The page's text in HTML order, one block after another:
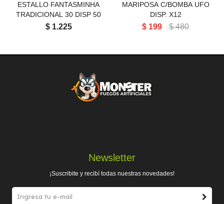
ESTALLO FANTASMINHA
TRADICIONAL 30 DISP 50
$ 1.225
MARIPOSA C/BOMBA UFO
DISP. X12
$ 199 $ 480
Newsletter
¡Suscribite y recibí todas nuestras novedades!